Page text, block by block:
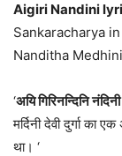
Aigiri Nandini
Sankaracharya
Nanditha
‘अयि गिरिनन्दिनि
मर्दिनी देवी दुर्गा का
था। ‘